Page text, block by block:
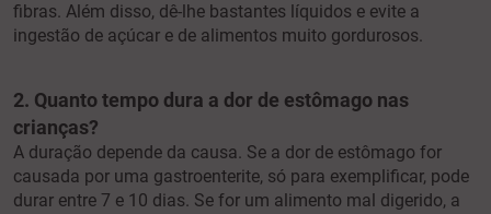
fibras. Além disso, dê-lhe bastantes líquidos e evite a
ingestão de açúcar e de alimentos muito gordurosos.
2. Quanto tempo dura a dor de estômago nas
crianças?
A duração depende da causa. Se a dor de estômago for
causada por uma gastroenterite, só para exemplificar, pode
durar entre 7 e 10 dias. Se for um alimento mal digerido, a